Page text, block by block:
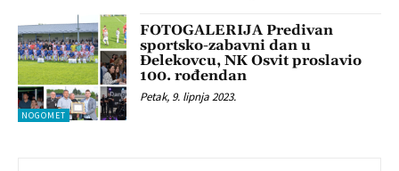
NOGOMET
FOTOGALERIJA Predivan
sportsko-zabavni dan u
Đelekovcu, NK Osvit proslavio
100. rođendan
Petak, 9. lipnja 2023.